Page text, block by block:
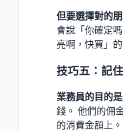
但要選擇對的朋
會說「你確定
亮啊，快買」的
技巧五：記
業務員的目的是
錢。 他們的佣
的消費金額上。